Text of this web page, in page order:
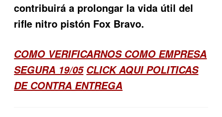
contribuirá a prolongar la vida útil del
rifle nitro pistón Fox Bravo.
COMO VERIFICARNOS COMO EMPRESA
SEGURA 19/05 CLICK AQUI POLITICAS
DE CONTRA ENTREGA